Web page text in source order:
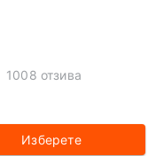
1008 отзива
Изберете